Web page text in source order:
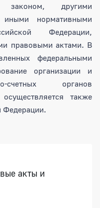
законом, другими
нормативными
Федерации,
правовыми актами. В
федеральными
организации и
счетных органов
также
Федерации.
акты и